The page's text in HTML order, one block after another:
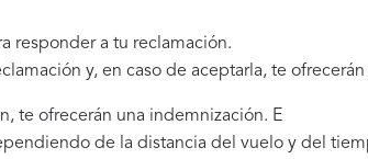
responder a tu reclamación.
y, en caso de aceptarla, te
te ofrecerán una indemnización. E
de la distancia del vuelo y del